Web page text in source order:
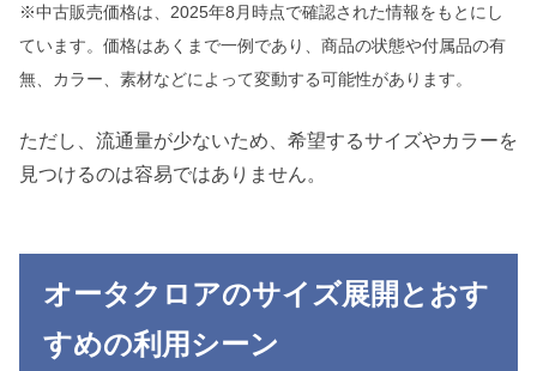
※中古販売価格は、2025年8月時点で確認された情報をもとにし
ています。価格はあくまで一例であり、商品の状態や付属品の有
無、カラー、素材などによって変動する可能性があります。
ただし、流通量が少ないため、希望するサイズやカラーを
見つけるのは容易ではありません。
オータクロアのサイズ展開とおす
すめの利用シーン